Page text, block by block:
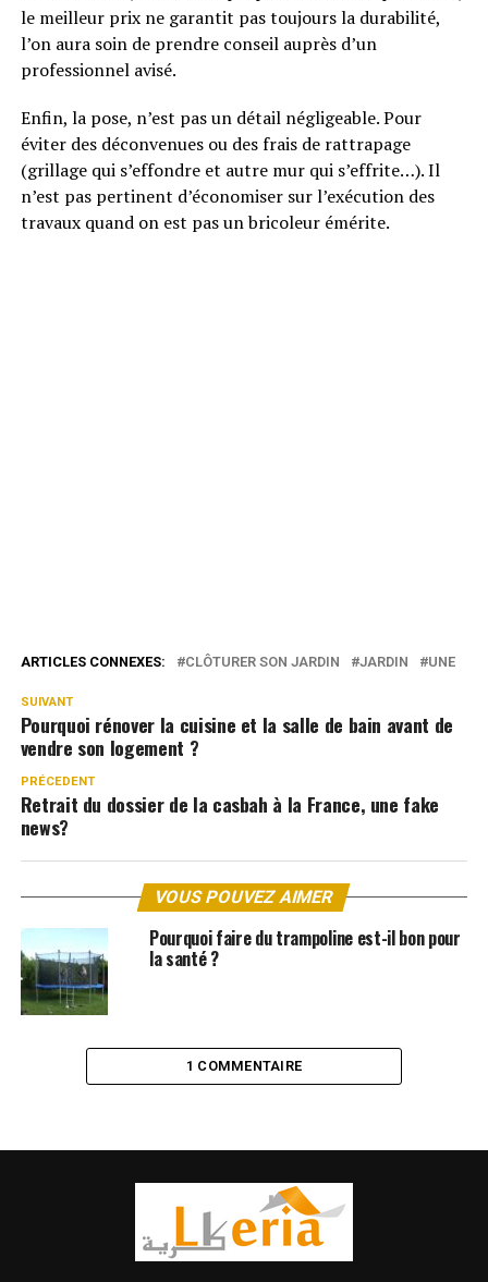
le meilleur prix ne garantit pas toujours la durabilité,
l’on aura soin de prendre conseil auprès d’un
professionnel avisé.
Enfin, la pose, n’est pas un détail négligeable. Pour
éviter des déconvenues ou des frais de rattrapage
(grillage qui s’effondre et autre mur qui s’effrite…). Il
n’est pas pertinent d’économiser sur l’exécution des
travaux quand on est pas un bricoleur émérite.
ARTICLES CONNEXES: CLÔTURER SON JARDIN JARDIN UNE
SUIVANT
Pourquoi rénover la cuisine et la salle de bain avant de
vendre son logement ?
PRÉCEDENT
Retrait du dossier de la casbah à la France, une fake
news?
VOUS POUVEZ AIMER
Pourquoi faire du trampoline est-il bon pour
la santé ?
1 COMMENTAIRE